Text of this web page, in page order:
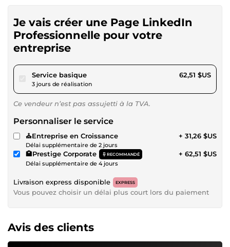
Je vais créer une Page LinkedIn
Professionnelle pour votre
entreprise
Service basiquepour 57,61 $US
3 jours de réalisation
62,51 $US
Ce vendeur n’est pas assujetti à la TVA.
Personnaliser le service
⛪Entreprise en Croissance
Délai supplémentaire de 2 jours
+ 31,26 $US
🏩Prestige Corporate RECOMMANDÉ
Délai supplémentaire de 4 jours
+ 62,51 $US
Livraison express disponible EXPRESS
Vous pouvez choisir un délai plus court lors du paiement
Avis des clients